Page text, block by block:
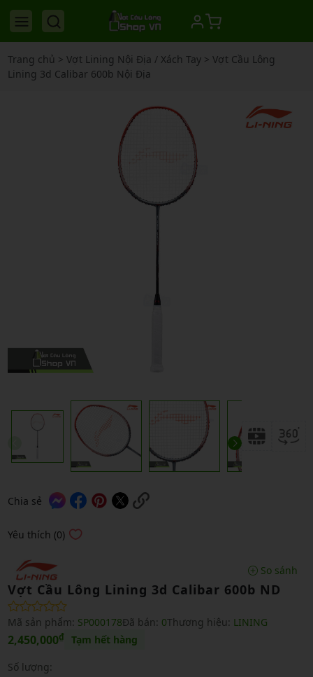
Trang chủ > Vợt Lining Nội Địa / Xách Tay> Vợt Cầu Lông
Lining 3d Calibar 600b Nội Địa
Chia sẻ
Yêu thích (0)
So sánh
Vợt Cầu Lông Lining 3d Calibar 600b ND
Mã sản phẩm: SP000178Đã bán: 0Thương hiệu: LINING
2,450,000₫ Tạm hết hàng
Số lượng: